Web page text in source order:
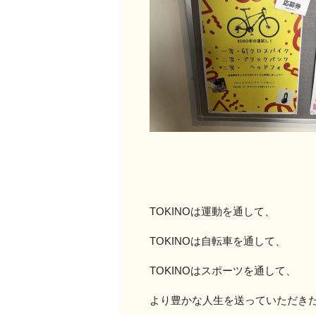
TOKINOは運動を通して、
TOKINOは自転車を通して、
TOKINOはスポーツを通して、
より豊かな人生を送っていただき